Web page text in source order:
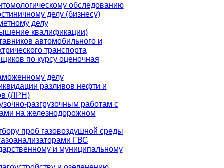
обследованию
делу (бизнесу)
делу
квалификации)
автомобильного и
транспорта
по курсу оценочная
делу
разливов нефти и
(ЛРН)
разгрузочным работам с
на железнодорожном
проб газовоздушной среды
ГВС
и муниципальному